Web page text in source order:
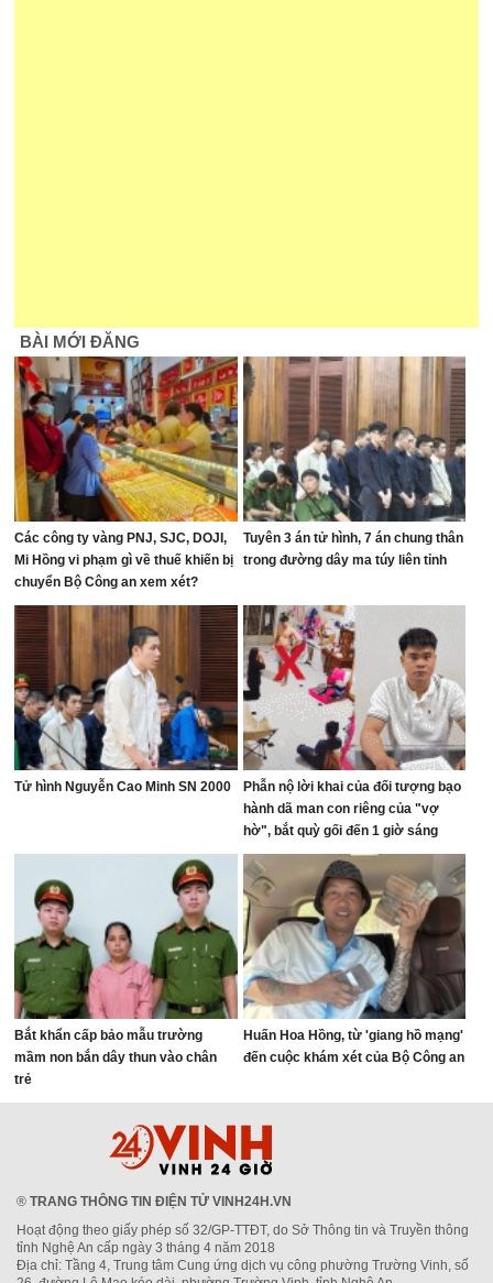
BÀI MỚI ĐĂNG
Các công ty vàng PNJ, SJC, DOJI,
Mi Hồng vi phạm gì về thuế khiến bị
chuyển Bộ Công an xem xét?
Tuyên 3 án tử hình, 7 án chung thân
trong đường dây ma túy liên tỉnh
Tử hình Nguyễn Cao Minh SN 2000
Phẫn nộ lời khai của đối tượng bạo
hành dã man con riêng của "vợ
hờ", bắt quỳ gối đến 1 giờ sáng
Bắt khẩn cấp bảo mẫu trường
mầm non bắn dây thun vào chân
trẻ
Huấn Hoa Hồng, từ 'giang hồ mạng'
đến cuộc khám xét của Bộ Công an
® TRANG THÔNG TIN ĐIỆN TỬ VINH24H.VN
Hoạt động theo giấy phép số 32/GP-TTĐT, do Sở Thông tin và Truyền thông
tỉnh Nghệ An cấp ngày 3 tháng 4 năm 2018
Địa chỉ: Tầng 4, Trung tâm Cung ứng dịch vụ công phường Trường Vinh, số